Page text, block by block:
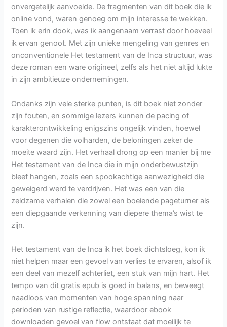
onvergetelijk aanvoelde. De fragmenten van dit boek die ik
online vond, waren genoeg om mijn interesse te wekken.
Toen ik erin dook, was ik aangenaam verrast door hoeveel
ik ervan genoot. Met zijn unieke mengeling van genres en
onconventionele Het testament van de Inca structuur, was
deze roman een ware origineel, zelfs als het niet altijd lukte
in zijn ambitieuze ondernemingen.
Ondanks zijn vele sterke punten, is dit boek niet zonder
zijn fouten, en sommige lezers kunnen de pacing of
karakterontwikkeling enigszins ongelijk vinden, hoewel
voor degenen die volharden, de beloningen zeker de
moeite waard zijn. Het verhaal drong op een manier bij me
Het testament van de Inca die in mijn onderbewustzijn
bleef hangen, zoals een spookachtige aanwezigheid die
geweigerd werd te verdrijven. Het was een van die
zeldzame verhalen die zowel een boeiende pageturner als
een diepgaande verkenning van diepere thema’s wist te
zijn.
Het testament van de Inca ik het boek dichtsloeg, kon ik
niet helpen maar een gevoel van verlies te ervaren, alsof ik
een deel van mezelf achterliet, een stuk van mijn hart. Het
tempo van dit gratis epub is goed in balans, en beweegt
naadloos van momenten van hoge spanning naar
perioden van rustige reflectie, waardoor ebook
downloaden gevoel van flow ontstaat dat moeilijk te